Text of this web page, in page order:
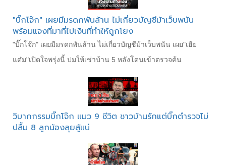
"บิ๊กโจ๊ก" เผยมีมรดกพันล้าน ไม่เกี่ยวบัญชีม้าเว็บพนัน
พร้อมแจงที่มาที่ไปเงินที่ทำให้ถูกโยง
"บิ๊กโจ๊ก" เผยมีมรดกพันล้าน ไม่เกี่ยวบัญชีม้าเว็บพนัน เผย"เฮีย
แต๋ม"เปิดใจพรุ่งนี้ ปมให้เช่าบ้าน 5 หลังโดนเข้าตรวจค้น
วิบากกรรมบิ๊กโจ๊ก แมว 9 ชีวิต ชาวบ้านรักแต่บิ๊กตำรวจไม่
ปลื้ม 8 ลูกน้องลุยสู้แน่